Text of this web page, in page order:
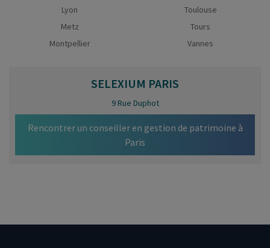
Lyon
Metz
Montpellier
Toulouse
Tours
Vannes
SELEXIUM PARIS
9 Rue Duphot
Rencontrer un conseiller en gestion de patrimoine à
Paris